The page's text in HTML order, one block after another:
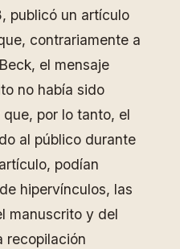
publicó un artículo
contrariamente a
el mensaje
no había sido
por lo tanto, el
al público durante
podían
hipervínculos, las
manuscrito y del
recopilación